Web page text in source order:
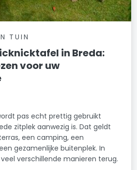
TUIN
in Breda:
voor uw
pas echt prettig gebruikt
zitplek aanwezig is. Dat geldt
een camping, een
gezamenlijke buitenplek. In
verschillende manieren terug.